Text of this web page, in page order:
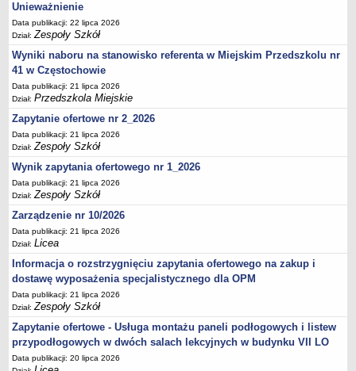
Unieważnienie
Data publikacji: 22 lipca 2026
Dział:Zespoły Szkół
Wyniki naboru na stanowisko referenta w Miejskim Przedszkolu nr
41 w Częstochowie
Data publikacji: 21 lipca 2026
Dział:Przedszkola Miejskie
Zapytanie ofertowe nr 2_2026
Data publikacji: 21 lipca 2026
Dział:Zespoły Szkół
Wynik zapytania ofertowego nr 1_2026
Data publikacji: 21 lipca 2026
Dział:Zespoły Szkół
Zarządzenie nr 10/2026
Data publikacji: 21 lipca 2026
Dział:Licea
Informacja o rozstrzygnięciu zapytania ofertowego na zakup i
dostawę wyposażenia specjalistycznego dla OPM
Data publikacji: 21 lipca 2026
Dział:Zespoły Szkół
Zapytanie ofertowe - Usługa montażu paneli podłogowych i listew
przypodłogowych w dwóch salach lekcyjnych w budynku VII LO
Data publikacji: 20 lipca 2026